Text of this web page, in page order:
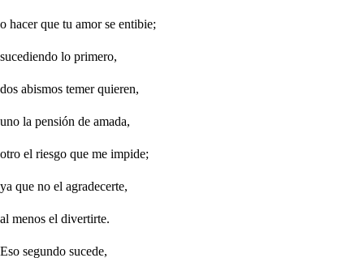
o hacer que tu amor se entibie;
sucediendo lo primero,
dos abismos temer quieren,
uno la pensión de amada,
otro el riesgo que me impide;
ya que no el agradecerte,
al menos el divertirte.
Eso segundo sucede,